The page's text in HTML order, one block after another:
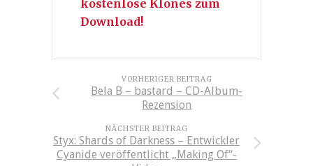
kostenlose Klones zum
Download!
VORHERIGER BEITRAG
Bela B – bastard – CD-Album-
Rezension
NÄCHSTER BEITRAG
Styx: Shards of Darkness – Entwickler
Cyanide veröffentlicht „Making Of“-